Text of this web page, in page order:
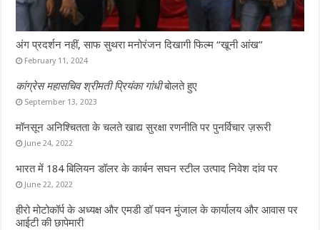
अंग प्रदर्शन नहीं, साफ सुथरा मनोरंजन दिखागी फिल्म “खूनी आंख”
February 11, 2024
कांग्रेस महासचिव श्रीमती प्रियंका गांधीबोलते हुए
September 13, 2023
मॉनसून अनिश्चितता के चलते खाद्य सुरक्षा रणनीति पर पुनर्विचार ज़रूरी
June 24, 2022
भारत में 184 बिलियन डॉलर के कार्बन सघन स्टील उत्पाद निवेश दांव पर
June 22, 2022
हीरो मोटोकॉर्प के अध्यक्ष और एमडी डॉ पवन मुंजाल के कार्यालय और आवास पर
आईटी की छापेमारी